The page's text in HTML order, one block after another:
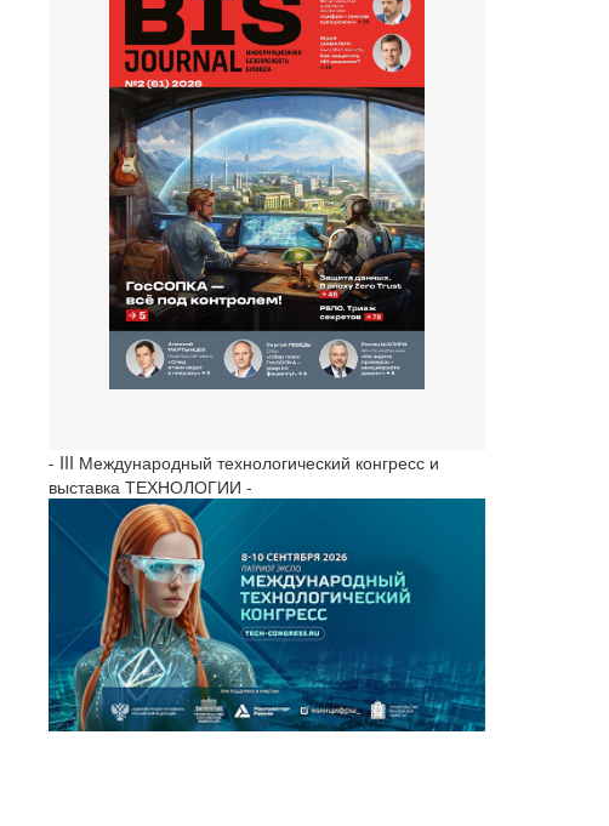
- III Международный технологический конгресс и
выставка ТЕХНОЛОГИИ -